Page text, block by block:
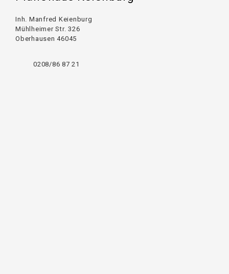
Inh. Manfred Keienburg
Mühlheimer Str. 326
Oberhausen 46045
0208/86 87 21